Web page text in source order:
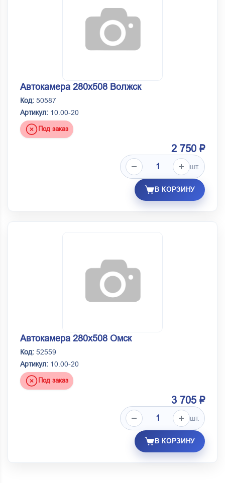
Автокамера 280х508 Волжск
Код: 50587
Артикул: 10.00-20
Под заказ
2 750 ₽
шт.
В КОРЗИНУ
Автокамера 280х508 Омск
Код: 52559
Артикул: 10.00-20
Под заказ
3 705 ₽
шт.
В КОРЗИНУ